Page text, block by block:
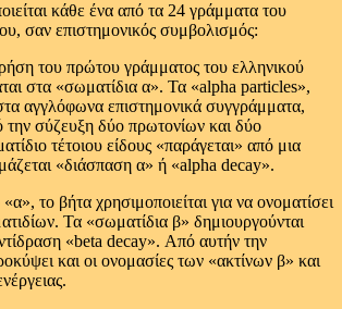
κάθε ένα από τα 24 γράμματα του
σαν επιστημονικός συμβολισμός:
του πρώτου γράμματος του ελληνικού
στα «σωματίδια α». Τα «alpha particles»,
αγγλόφωνα επιστημονικά συγγράμματα,
την σύζευξη δύο πρωτονίων και δύο
τέτοιου είδους «παράγεται» από μια
«διάσπαση α» ή «alpha decay».
το βήτα χρησιμοποιείται για να ονοματίσει
Τα «σωματίδια β» δημιουργούνται
«beta decay». Από αυτήν την
και οι ονομασίες των «ακτίνων β» και